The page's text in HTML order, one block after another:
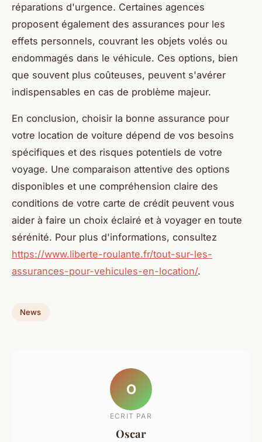
réparations d'urgence. Certaines agences
proposent également des assurances pour les
effets personnels, couvrant les objets volés ou
endommagés dans le véhicule. Ces options, bien
que souvent plus coûteuses, peuvent s'avérer
indispensables en cas de problème majeur.
En conclusion, choisir la bonne assurance pour
votre location de voiture dépend de vos besoins
spécifiques et des risques potentiels de votre
voyage. Une comparaison attentive des options
disponibles et une compréhension claire des
conditions de votre carte de crédit peuvent vous
aider à faire un choix éclairé et à voyager en toute
sérénité. Pour plus d'informations, consultez
https://www.liberte-roulante.fr/tout-sur-les-
assurances-pour-vehicules-en-location/.
News
O
ECRIT PAR
Oscar